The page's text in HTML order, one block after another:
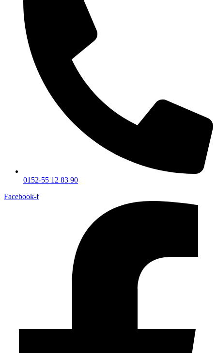
0152-55 12 83 90
Facebook-f